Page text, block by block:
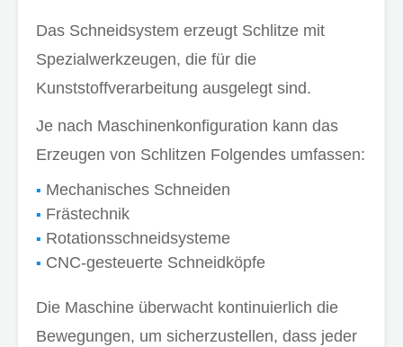
Das Schneidsystem erzeugt Schlitze mit
Spezialwerkzeugen, die für die
Kunststoffverarbeitung ausgelegt sind.
Je nach Maschinenkonfiguration kann das
Erzeugen von Schlitzen Folgendes umfassen:
Mechanisches Schneiden
Frästechnik
Rotationsschneidsysteme
CNC-gesteuerte Schneidköpfe
Die Maschine überwacht kontinuierlich die
Bewegungen, um sicherzustellen, dass jeder